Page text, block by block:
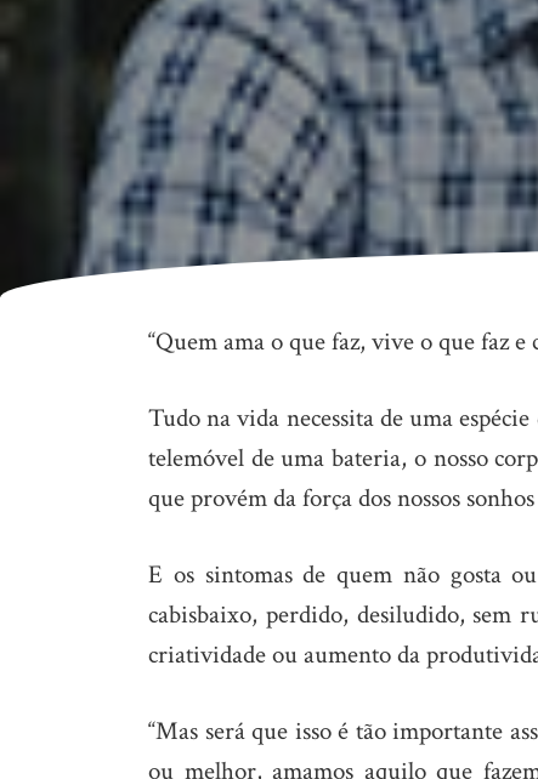
Sintomas
e
invisíveis
“Quem ama o que faz, vive o que faz e
Tudo na vida necessita de uma
telemóvel de uma bateria, o nosso
que provém da força dos nossos
E os sintomas de quem não gosta
cabisbaixo, perdido, desiludido, sem
criatividade ou aumento da
“Mas será que isso é tão importante
ou melhor, amamos aquilo que